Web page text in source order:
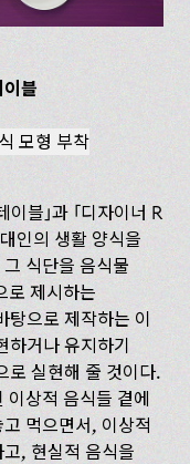
이블
모형 부착
블」과 「디자이너 R‌
인의 생활 양식을
식단을 음식물
로 제시하는
탕으로 제작하는 이
하거나 유지하기
로 실현해 줄 것이다.
이상적 음식들 곁에
먹으면서, 이상적
, 현실적 음식을